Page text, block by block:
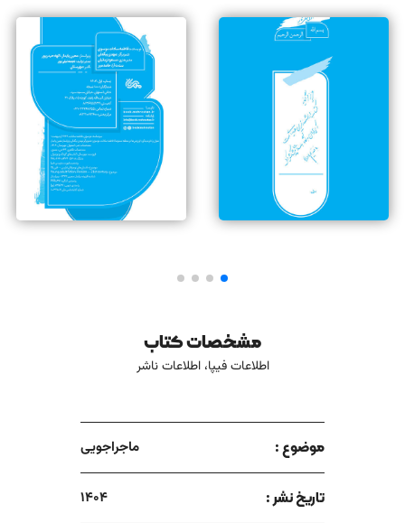
خیس‌خورده‌ام را قورت داد و همه را با خودش برد آن دوردورها.
نمی‌دانم کجا؛ اما فکر کنم رفتند پیش داماهی و بابا. دیگر ربطی هم
به من نداشت کجا. من می‌خواستم از شرشان راحت شوم که
شدم. کوله‌پشتی را تکاندم؛ لقمهٔ نان و پنیرِ له‌شده تنها چیزِ
باقی‌مانده بود. تلپی افتاد توی بغلم. لقمه را از توی کیسه آوردم
بیرون و برای پرنده‌ها ریزریز کردم.
دستم را بردم بالا. کلی پرندهٔ سفید دورم را گرفتند. نوک‌های
صورتی‌شان را زدند کف دستم و خرده‌‌های نان و پنیر را خوردند.
بال‌های‌ نرمشان خوردند به صورتم. دستم که از نان خالی شد، همه
با هم پرواز کردند.
دریا کف‌های سفید پُرِ حباب را آورد سمتم. چیز براقی همراه با موج
نتوانستم بردارمش. از ویلچر آمدم پایین. لباس‌هایم خیس‌ خیس
از کجا آمده بود؟ مال من بود؟ نمی‌توانستم بی‌خیال شوم. بطری را
گذاشتم توی کوله‌پشتی و از دستۀ ویلچر آویزانش کردم. ویلچر را با
مشخصات کتاب
اطلاعات فیپا، اطلاعات ناشر
موضوع : ماجراجویی
تاریخ نشر : 1404